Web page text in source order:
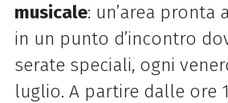
musicale: un’area pronta
in un punto d’incontro
serate speciali, ogni
luglio. A partire dalle ore